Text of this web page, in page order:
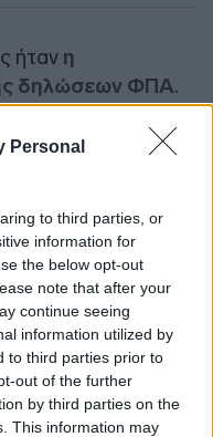
Personal
to third parties, or
information for
the below opt-out
note that after your
continue seeing
information utilized by
to third parties prior to
out of the further
by third parties on the
This information may
ήταν η
δηλώσεων ΦΠΑ.
2010. Ωστόσο,
από
του Δημοσίου-
διατηρηθούν.
τα όρια
και πολιτικών